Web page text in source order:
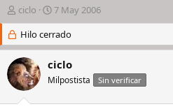
I
n
c
i
a
d
o
ciclo
F
e
c
h
a
d
e
7 May 2006
Hilo cerrado
ciclo
Milpostista Sin verificar